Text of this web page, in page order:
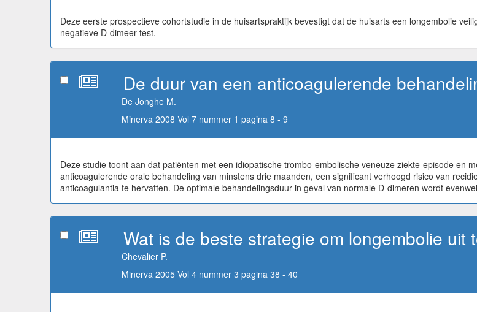
Deze eerste prospectieve cohortstudie in de huisartspraktijk bevestigt dat de huisarts een longembolie
negatieve D-dimeer test.
De duur van een anticoagulerende
De Jonghe M.
Minerva 2008 Vol 7 nummer 1 pagina 8 - 9
Deze studie toont aan dat patiënten met een idiopatische trombo-embolische veneuze ziekte-episode en
anticoagulerende orale behandeling van minstens drie maanden, een significant verhoogd risico van
anticoagulantia te hervatten. De optimale behandelingsduur in geval van normale D-dimeren wordt
Wat is de beste strategie om longembolie uit
Chevalier P.
Minerva 2005 Vol 4 nummer 3 pagina 38 - 40